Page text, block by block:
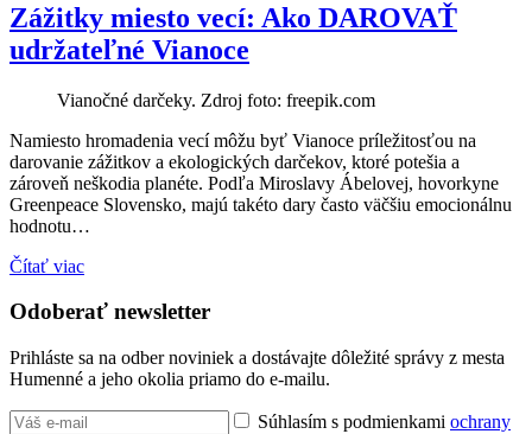
Zážitky miesto vecí: Ako DAROVAŤ
udržateľné Vianoce
Vianočné darčeky. Zdroj foto: freepik.com
Namiesto hromadenia vecí môžu byť Vianoce príležitosťou na
darovanie zážitkov a ekologických darčekov, ktoré potešia a
zároveň neškodia planéte. Podľa Miroslavy Ábelovej, hovorkyne
Greenpeace Slovensko, majú takéto dary často väčšiu emocionálnu
hodnotu…
Čítať viac
Odoberať newsletter
Prihláste sa na odber noviniek a dostávajte dôležité správy z mesta
Humenné a jeho okolia priamo do e-mailu.
Súhlasím s podmienkami ochrany